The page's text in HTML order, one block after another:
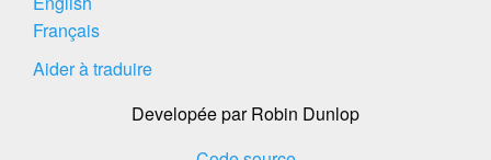
Français
Aider à traduire
Developée par Robin Dunlop